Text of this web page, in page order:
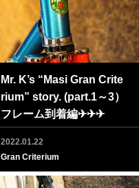
Mr. K’s “Masi Gran Crite
rium” story. (part.1～3）
フレーム到着編✈✈✈
2022.01.22
Gran Criterium